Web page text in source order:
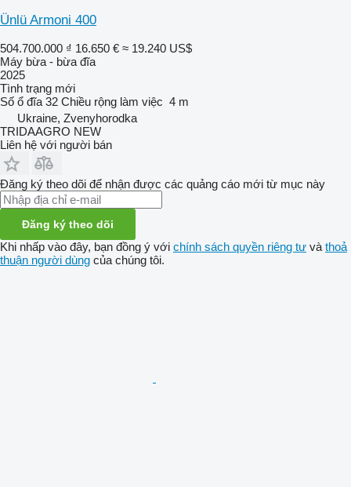
Ünlü Armoni 400
504.700.000 ₫ 16.650 € ≈ 19.240 US$
Máy bừa - bừa đĩa
2025
Tình trạng mới
Số ổ đĩa 32 Chiều rộng làm việc 4 m
Ukraine, Zvenyhorodka
TRIDAAGRO NEW
Liên hệ với người bán
Đăng ký theo dõi để nhận được các quảng cáo mới từ mục này
Đăng ký theo dõi
Khi nhấp vào đây, bạn đồng ý với chính sách quyền riêng tư và thoả
thuận người dùng của chúng tôi.